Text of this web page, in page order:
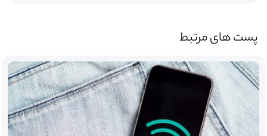
پست های مرتبط